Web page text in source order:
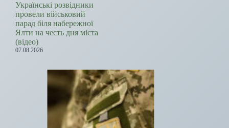
Українські розвідники
провели військовий
парад біля набережної
Ялти на честь дня міста
(відео)
07.08.2026